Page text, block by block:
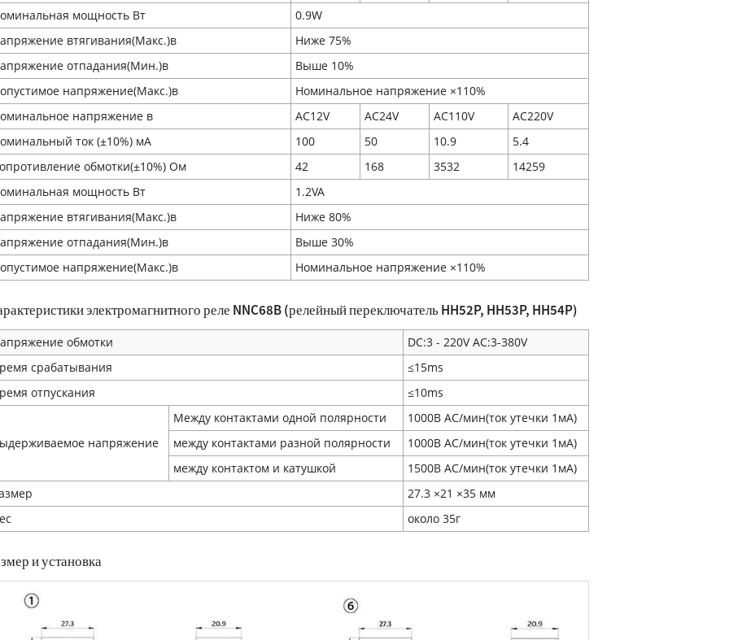
мощность Вт
0.9W
втягивания(Макс.)в
Ниже 75%
отпадания(Мин.)в
Выше 10%
напряжение(Макс.)в
Номинальное напряжение ×110%
напряжение в
AC12V AC24V AC110V
AC220V
ток (±10%) мA
100 50 10.9
5.4
обмотки(±10%) Ом
42 168 3532
14259
мощность Вт
1.2VA
втягивания(Макс.)в
Ниже 80%
отпадания(Мин.)в
Выше 30%
напряжение(Макс.)в
Номинальное напряжение ×110%
электромагнитного реле NNC68B (релейный переключатель HH52P, HH53P, HH54P)
обмотки
DC:3 - 220V AC:3-380V
срабатывания
≤15ms
отпускания
≤10ms
напряжение
Между контактами одной полярности
1000В AC/мин(ток утечки 1мA)
между контактами разной полярности
1000В AC/мин(ток утечки 1мA)
между контактом и катушкой
1500В AC/мин(ток утечки 1мA)
27.3 ×21 ×35 мм
около 35г
и установка